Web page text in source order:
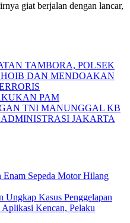
giat berjalan dengan lancar,
TAMBORA, POLSEK
DAN MENDOAKAN
PAM
TNI MANUNGGAL KB
JAKARTA
Sepeda Motor Hilang
Ungkap Kasus Penggelapan
Kencan, Pelaku